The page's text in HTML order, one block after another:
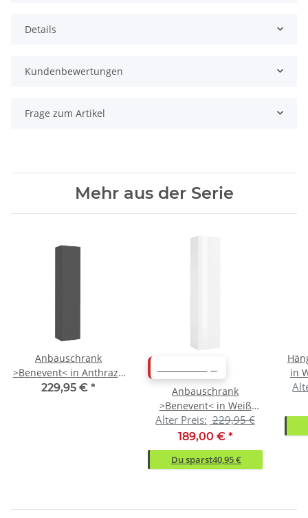
Details
Kundenbewertungen
Frage zum Artikel
Mehr aus der Serie
Anbauschrank
>Benevent< in Anthrazit
matt - 40x180x30cm
229,95 € *
Anbauschrank
>Benevent< in Weiß
Hochglanz -
40x180x30cm (BxHxT)
Alter Preis: 229,95 €
189,00 € *
Du sparst40,95 €
in